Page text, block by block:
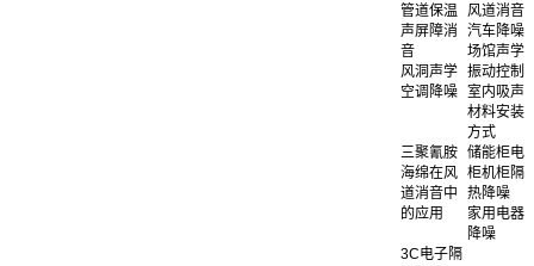
管道保温
风道消音
声屏障消
音
汽车降噪
场馆声学
风洞声学 振动控制
空调降噪 室内吸声
材料安装
方式
三聚氰胺
海绵在风
道消音中
的应用
储能柜电
柜机柜隔
热降噪
家用电器
降噪
3C电子隔